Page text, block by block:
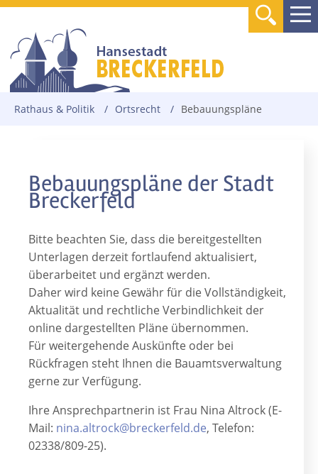
Rathaus & Politik / Ortsrecht / Bebauungspläne
Bebauungspläne der Stadt
Breckerfeld
Bitte beachten Sie, dass die bereitgestellten
Unterlagen derzeit fortlaufend aktualisiert,
überarbeitet und ergänzt werden.
Daher wird keine Gewähr für die Vollständigkeit,
Aktualität und rechtliche Verbindlichkeit der
online dargestellten Pläne übernommen.
Für weitergehende Auskünfte oder bei
Rückfragen steht Ihnen die Bauamtsverwaltung
gerne zur Verfügung.
Ihre Ansprechpartnerin ist Frau Nina Altrock (E-
Mail: nina.altrock@breckerfeld.de, Telefon:
02338/809-25).